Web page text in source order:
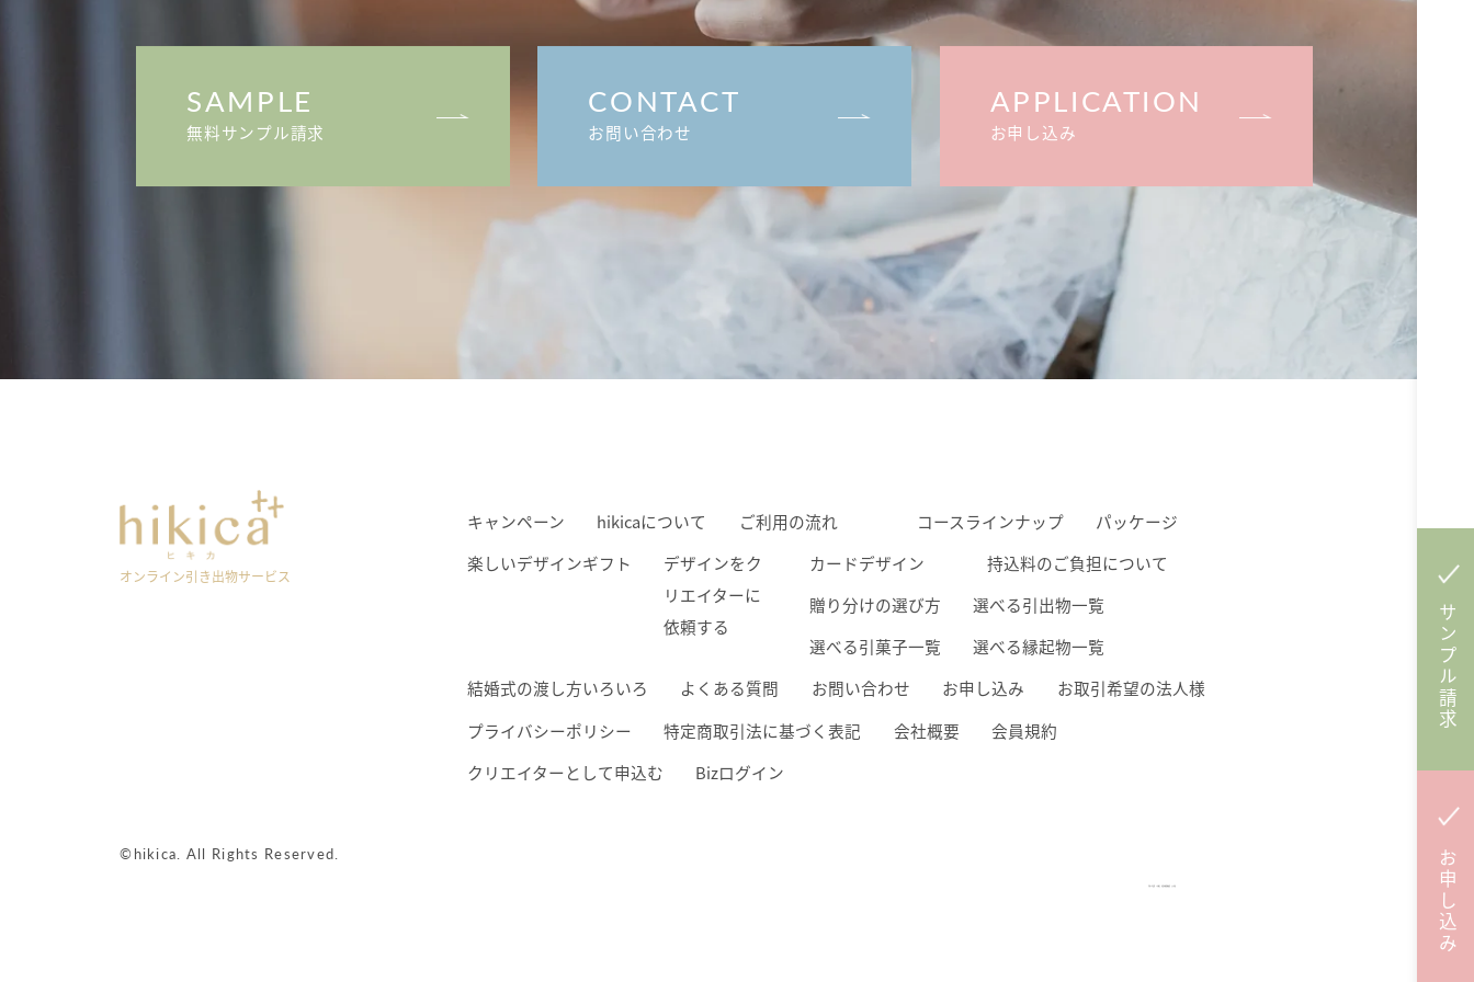
サンプル請求
お申し込み
SAMPLE
無料サンプル請求
CONTACT
お問い合わせ
APPLICATION
お申し込み
オンライン引き出物サービス
キャンペーン hikicaについて ご利用の流れ コースラインナップ
パッケージ
楽しいデザインギフト
デザインをク
リエイターに
依頼する
カードデザイン
持込料のご負担について
贈り分けの選び方
選べる引出物一覧
選べる引菓子一覧
選べる縁起物一覧
結婚式の渡し方いろいろ
よくある質問 お問い合わせ お申し込み
お取引希望の法人様
プライバシーポリシー
特定商取引法に基づく表記 会社概要
会員規約
クリエイターとして申込む Bizログイン
©hikica. All Rights Reserved.